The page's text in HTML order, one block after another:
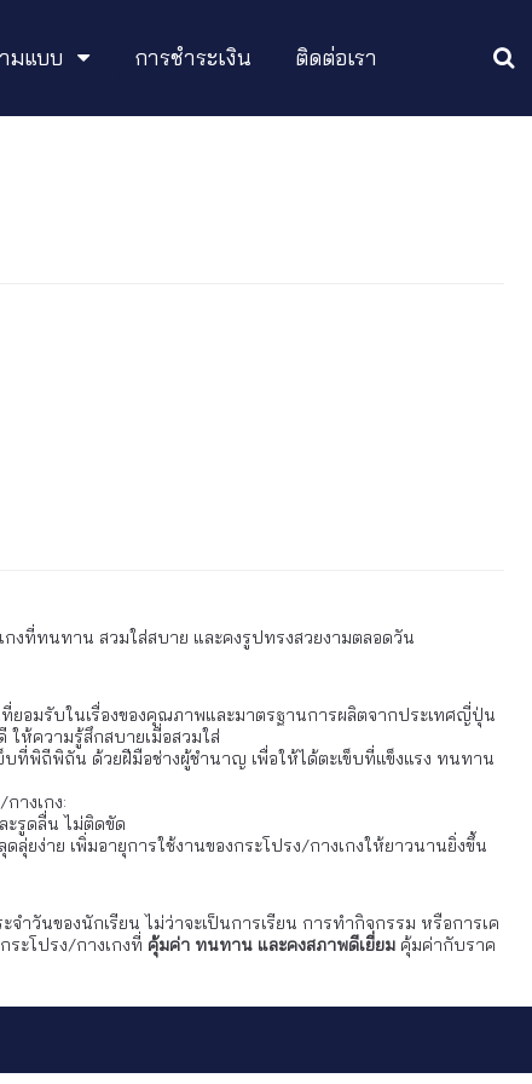
มแบบ การชำระเงิน ติดต่อเรา
กงที่ทนทาน สวมใส่สบาย และคงรูปทรงสวยงามตลอดวัน
ที่ยอมรับในเรื่องของคุณภาพและมาตรฐานการผลิตจากประเทศญี่ปุ่น
ให้ความรู้สึกสบายเมื่อสวมใส่
ที่พิถีพิถัน ด้วยฝีมือช่างผู้ชำนาญ เพื่อให้ได้ตะเข็บที่แข็งแรง ทนทาน
างเกง:
ะรูดลื่น ไม่ติดขัด
ยง่าย เพิ่มอายุการใช้งานของกระโปรง/กางเกงให้ยาวนานยิ่งขึ้น
ำวันของนักเรียน ไม่ว่าจะเป็นการเรียน การทำกิจกรรม หรือการเค
ะโปรง/กางเกงที่ คุ้มค่า ทนทาน และคงสภาพดีเยี่ยมคุ้มค่ากับราค